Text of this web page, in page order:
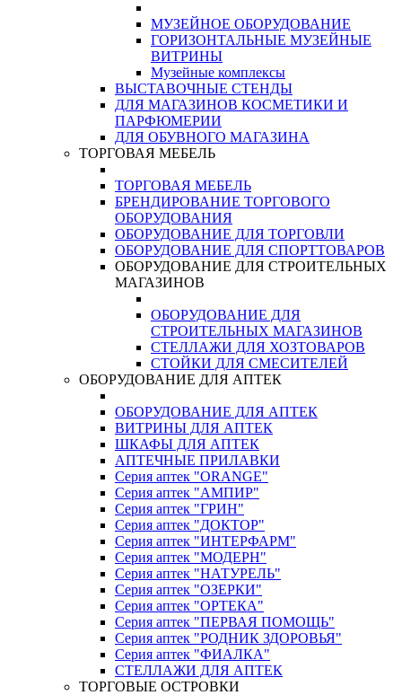
МУЗЕЙНОЕ ОБОРУДОВАНИЕ
ГОРИЗОНТАЛЬНЫЕ МУЗЕЙНЫЕ
ВИТРИНЫ
Музейные комплексы
ВЫСТАВОЧНЫЕ СТЕНДЫ
ДЛЯ МАГАЗИНОВ КОСМЕТИКИ И
ПАРФЮМЕРИИ
ДЛЯ ОБУВНОГО МАГАЗИНА
ТОРГОВАЯ МЕБЕЛЬ
ТОРГОВАЯ МЕБЕЛЬ
БРЕНДИРОВАНИЕ ТОРГОВОГО
ОБОРУДОВАНИЯ
ОБОРУДОВАНИЕ ДЛЯ ТОРГОВЛИ
ОБОРУДОВАНИЕ ДЛЯ СПОРТТОВАРОВ
ОБОРУДОВАНИЕ ДЛЯ СТРОИТЕЛЬНЫХ
МАГАЗИНОВ
ОБОРУДОВАНИЕ ДЛЯ
СТРОИТЕЛЬНЫХ МАГАЗИНОВ
СТЕЛЛАЖИ ДЛЯ ХОЗТОВАРОВ
СТОЙКИ ДЛЯ СМЕСИТЕЛЕЙ
ОБОРУДОВАНИЕ ДЛЯ АПТЕК
ОБОРУДОВАНИЕ ДЛЯ АПТЕК
ВИТРИНЫ ДЛЯ АПТЕК
ШКАФЫ ДЛЯ АПТЕК
АПТЕЧНЫЕ ПРИЛАВКИ
Серия аптек "ORANGE"
Серия аптек "АМПИР"
Серия аптек "ГРИН"
Серия аптек "ДОКТОР"
Серия аптек "ИНТЕРФАРМ"
Серия аптек "МОДЕРН"
Серия аптек "НАТУРЕЛЬ"
Серия аптек "ОЗЕРКИ"
Серия аптек "ОРТЕКА"
Серия аптек "ПЕРВАЯ ПОМОЩЬ"
Серия аптек "РОДНИК ЗДОРОВЬЯ"
Серия аптек "ФИАЛКА"
СТЕЛЛАЖИ ДЛЯ АПТЕК
ТОРГОВЫЕ ОСТРОВКИ